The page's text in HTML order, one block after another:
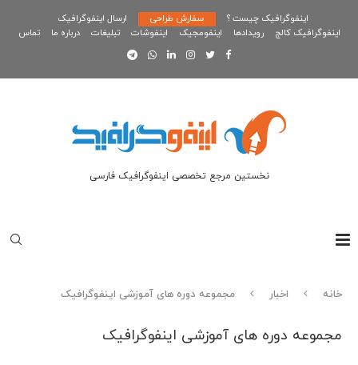
اینفوگرافیک چیست ؟ سفارش طراحی
ارسال اینفوگرافیک
اینفوگرافیک کالج
رویدادها اینفومجیک اینفوشات تبلیغات درباره ما تماس
نخستین مرجع تخصصی اینفوگرافیک فارسی
خانه اخبار مجموعه دوره های آموزشی اینفوگرافیک
مجموعه دوره های آموزشی اینفوگرافیک